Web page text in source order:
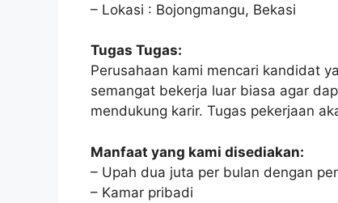
– Lokasi : Bojongmangu, Bekasi
Tugas Tugas:
Perusahaan kami mencari kandidat
semangat bekerja luar biasa agar
mendukung karir. Tugas pekerjaan
Manfaat yang kami disediakan:
– Upah dua juta per bulan dengan
– Kamar pribadi